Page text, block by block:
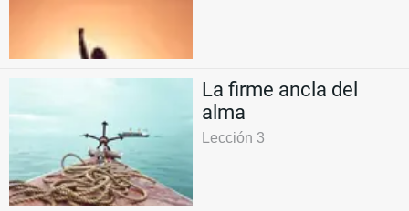
La firme ancla del
alma
Lección 3